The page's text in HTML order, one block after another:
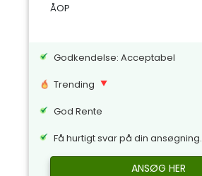
ÅOP
Godkendelse: Acceptabel
Trending
God Rente
Få hurtigt svar på din ansøgning.
ANSØG HER